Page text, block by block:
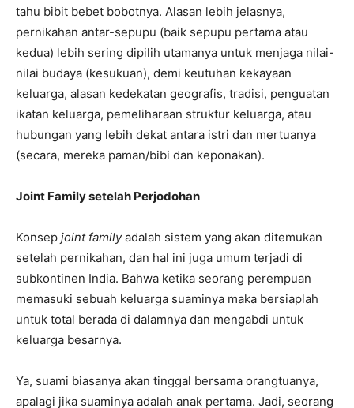
tahu bibit bebet bobotnya. Alasan lebih jelasnya,
pernikahan antar-sepupu (baik sepupu pertama atau
kedua) lebih sering dipilih utamanya untuk menjaga nilai-
nilai budaya (kesukuan), demi keutuhan kekayaan
keluarga, alasan kedekatan geografis, tradisi, penguatan
ikatan keluarga, pemeliharaan struktur keluarga, atau
hubungan yang lebih dekat antara istri dan mertuanya
(secara, mereka paman/bibi dan keponakan).
Joint Family setelah Perjodohan
Konsep joint familyadalah sistem yang akan ditemukan
setelah pernikahan, dan hal ini juga umum terjadi di
subkontinen India. Bahwa ketika seorang perempuan
memasuki sebuah keluarga suaminya maka bersiaplah
untuk total berada di dalamnya dan mengabdi untuk
keluarga besarnya.
Ya, suami biasanya akan tinggal bersama orangtuanya,
apalagi jika suaminya adalah anak pertama. Jadi, seorang